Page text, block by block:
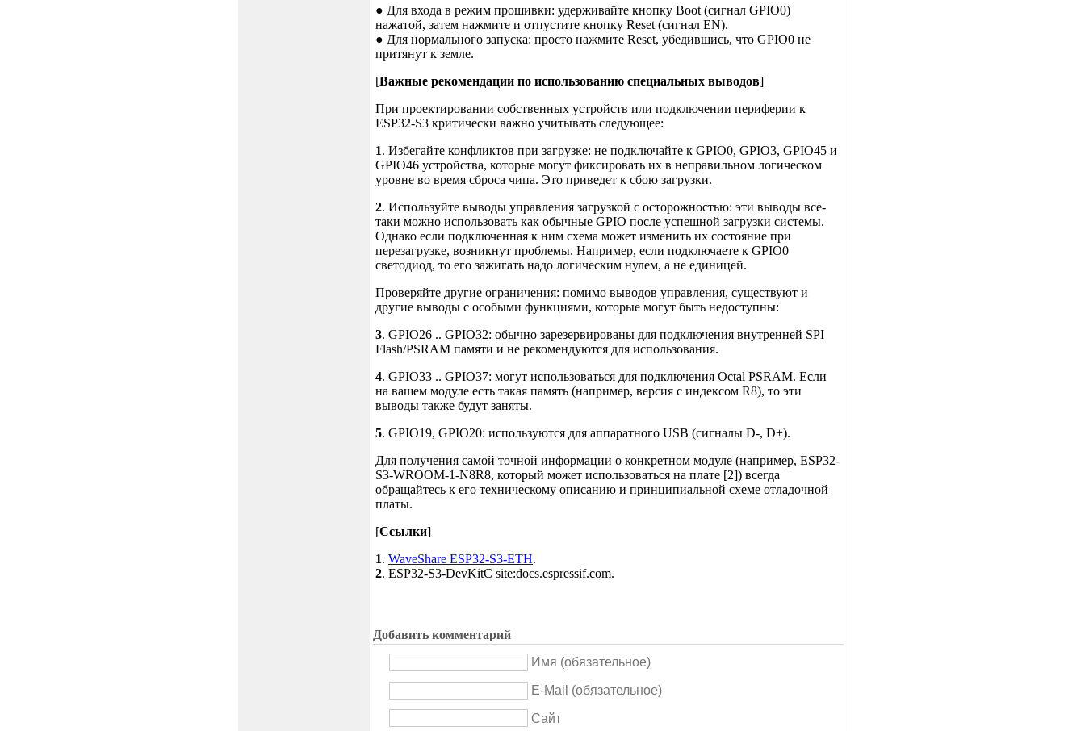
● Для входа в режим прошивки: удерживайте кнопку Boot (сигнал GPIO0)
нажатой, затем нажмите и отпустите кнопку Reset (сигнал EN).
● Для нормального запуска: просто нажмите Reset, убедившись, что GPIO0 не
притянут к земле.
[Важные рекомендации по использованию специальных выводов]
При проектировании собственных устройств или подключении периферии к
ESP32-S3 критически важно учитывать следующее:
1. Избегайте конфликтов при загрузке: не подключайте к GPIO0, GPIO3, GPIO45 и
GPIO46 устройства, которые могут фиксировать их в неправильном логическом
уровне во время сброса чипа. Это приведет к сбою загрузки.
2. Используйте выводы управления загрузкой с осторожностью: эти выводы все-
таки можно использовать как обычные GPIO после успешной загрузки системы.
Однако если подключенная к ним схема может изменить их состояние при
перезагрузке, возникнут проблемы. Например, если подключаете к GPIO0
светодиод, то его зажигать надо логическим нулем, а не единицей.
Проверяйте другие ограничения: помимо выводов управления, существуют и
другие выводы с особыми функциями, которые могут быть недоступны:
3. GPIO26 .. GPIO32: обычно зарезервированы для подключения внутренней SPI
Flash/PSRAM памяти и не рекомендуются для использования.
4. GPIO33 .. GPIO37: могут использоваться для подключения Octal PSRAM. Если
на вашем модуле есть такая память (например, версия с индексом R8), то эти
выводы также будут заняты.
5. GPIO19, GPIO20: используются для аппаратного USB (сигналы D-, D+).
Для получения самой точной информации о конкретном модуле (например, ESP32-
S3-WROOM-1-N8R8, который может использоваться на плате [2]) всегда
обращайтесь к его техническому описанию и принципиальной схеме отладочной
платы.
[Ссылки]
1. WaveShare ESP32-S3-ETH.
2. ESP32-S3-DevKitC site:docs.espressif.com.
Добавить комментарий
Имя (обязательное)
E-Mail (обязательное)
Сайт